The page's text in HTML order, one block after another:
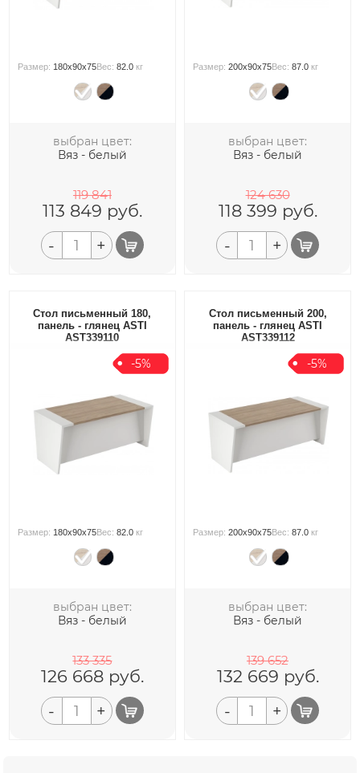
Размер: 180x90x75Вес:82.0 кг
выбран цвет:
Вяз - белый
119 841
113 849 руб.
- +
Размер:200x90x75Вес:87.0 кг
выбран цвет:
Вяз - белый
124 630
118 399 руб.
- +
Стол письменный 180,
панель - глянец ASTI
AST339110
-5%
Размер: 180x90x75Вес:82.0 кг
выбран цвет:
Вяз - белый
133 335
126 668руб.
- +
Стол письменный 200,
панель - глянец ASTI
AST339112
-5%
Размер:200x90x75Вес:87.0 кг
выбран цвет:
Вяз - белый
139 652
132 669 руб.
- +